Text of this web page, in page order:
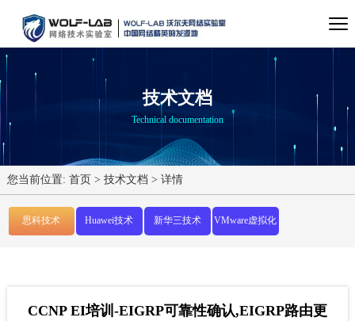
技术文档
Technical documentation
您当前位置: 首页> 技术文档 > 详情
思科技术 Huawei技术 新华三技术 VMware虚拟化
CCNP EI培训-EIGRP可靠性确认,EIGRP路由更